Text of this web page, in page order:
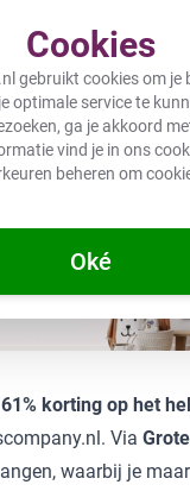
Cookies
gebruikt cookies om je
optimale service te
ga je akkoord
vind je in ons
beheren om
Oké
KORTING op 1
bij 2 of meer -
korting op het
Via
waarbij je